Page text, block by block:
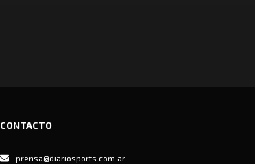
CONTACTO
prensa@diariosports.com.ar